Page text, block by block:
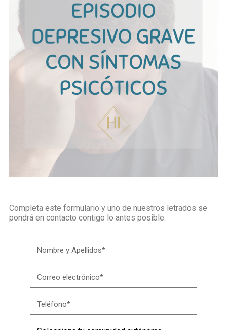
Completa este formulario y uno de nuestros letrados se
pondrá en contacto contigo lo antes posible.